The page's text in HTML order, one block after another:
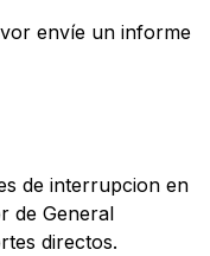
envíe un informe
de interrupcion en
de General
directos.